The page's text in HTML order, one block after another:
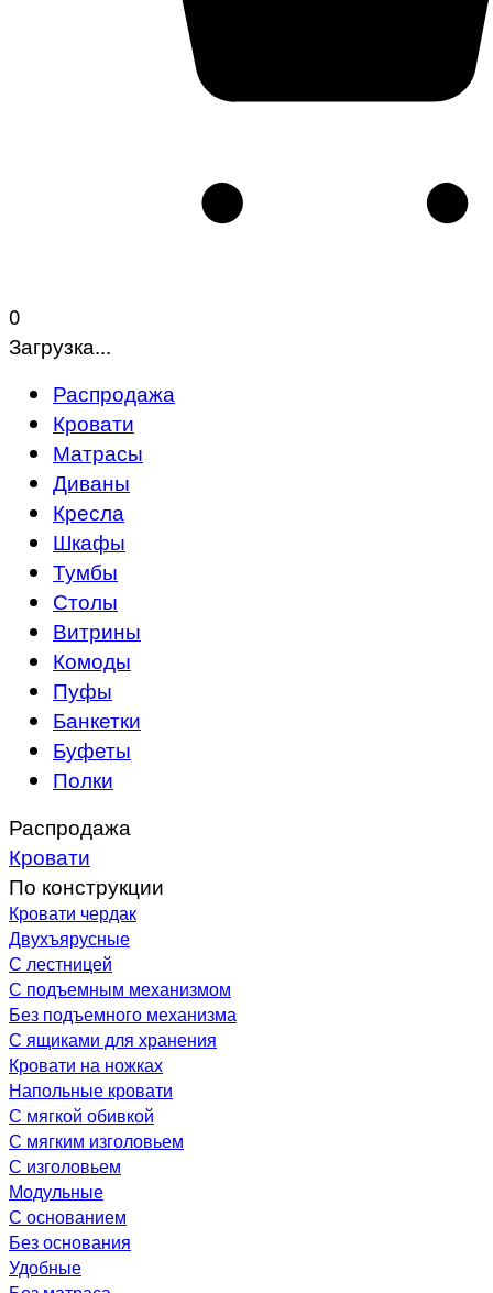
0
Загрузка...
Распродажа
Кровати
Матрасы
Диваны
Кресла
Шкафы
Тумбы
Столы
Витрины
Комоды
Пуфы
Банкетки
Буфеты
Полки
Распродажа
Кровати
По конструкции
Кровати чердак
Двухъярусные
С лестницей
С подъемным механизмом
Без подъемного механизма
С ящиками для хранения
Кровати на ножках
Напольные кровати
С мягкой обивкой
С мягким изголовьем
С изголовьем
Модульные
С основанием
Без основания
Удобные